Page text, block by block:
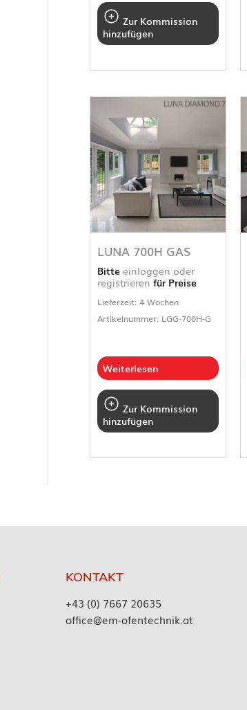
Zur Kommission
hinzufügen
LUNA 700H GAS
Bitte einloggen oder
registrieren für Preise
Lieferzeit: 4 Wochen
Artikelnummer: LGG-700H-G
Weiterlesen
Zur Kommission
hinzufügen
KONTAKT
+43 (0) 7667 20635
office@em-ofentechnik.at